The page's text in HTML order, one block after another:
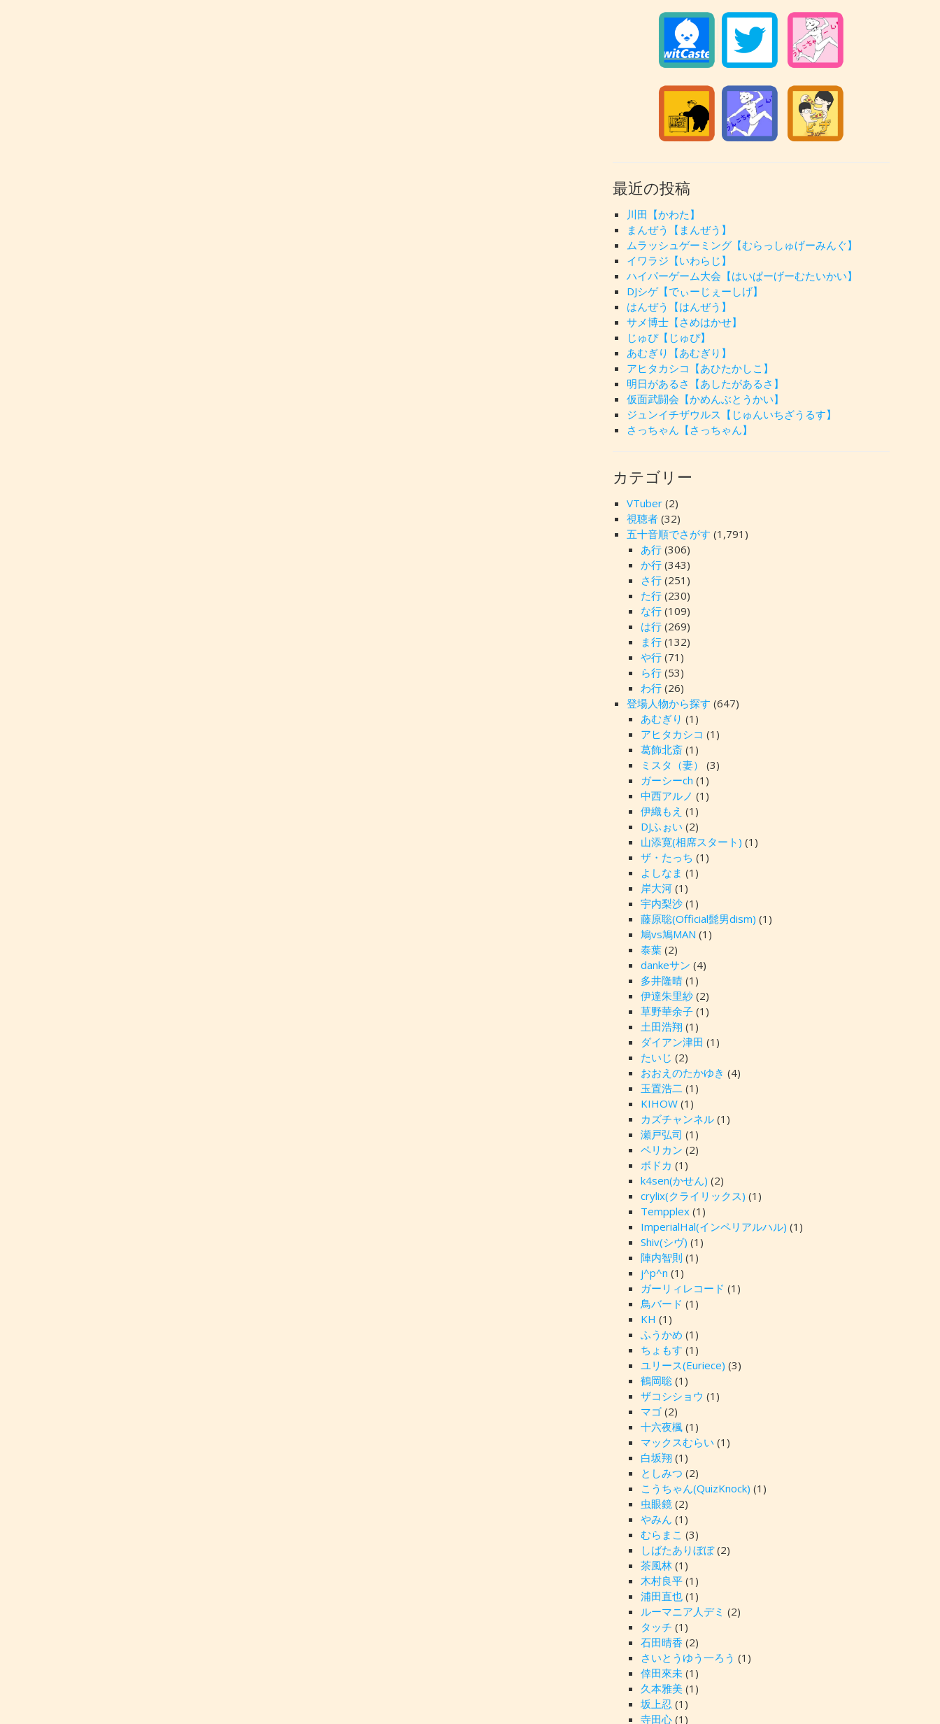
最近の投稿
川田【かわた】
まんぜう【まんぜう】
ムラッシュゲーミング【むらっしゅげーみんぐ】
イワラジ【いわらじ】
ハイパーゲーム大会【はいぱーげーむたいかい】
DJシゲ【でぃーじぇーしげ】
はんぜう【はんぜう】
サメ博士【さめはかせ】
じゅぴ【じゅぴ】
あむぎり【あむぎり】
アヒタカシコ【あひたかしこ】
明日があるさ【あしたがあるさ】
仮面武闘会【かめんぶとうかい】
ジュンイチザウルス【じゅんいちざうるす】
さっちゃん【さっちゃん】
カテゴリー
VTuber (2)
視聴者 (32)
五十音順でさがす (1,791)
あ行 (306)
か行 (343)
さ行 (251)
た行 (230)
な行 (109)
は行 (269)
ま行 (132)
や行 (71)
ら行 (53)
わ行 (26)
登場人物から探す (647)
あむぎり (1)
アヒタカシコ (1)
葛飾北斎 (1)
ミスタ（妻）
(3)
ガーシーch (1)
中西アルノ (1)
伊織もえ (1)
DJふぉい (2)
山添寛(相席スタート) (1)
ザ・たっち (1)
よしなま (1)
岸大河 (1)
宇内梨沙 (1)
藤原聡(Official髭男dism) (1)
鳩vs鳩MAN (1)
泰葉 (2)
dankeサン (4)
多井隆晴 (1)
伊達朱里紗 (2)
草野華余子 (1)
土田浩翔 (1)
ダイアン津田 (1)
たいじ (2)
おおえのたかゆき (4)
玉置浩二 (1)
KIHOW (1)
カズチャンネル (1)
瀬戸弘司 (1)
ペリカン (2)
ボドカ (1)
k4sen(かせん) (2)
crylix(クライリックス) (1)
Tempplex (1)
ImperialHal(インペリアルハル) (1)
Shiv(シヴ) (1)
陣内智則 (1)
j^p^n (1)
ガーリィレコード (1)
鳥バード (1)
KH (1)
ふうかめ (1)
ちょもす (1)
ユリース(Euriece) (3)
鶴岡聡 (1)
ザコシショウ (1)
マゴ (2)
十六夜楓 (1)
マックスむらい (1)
白坂翔 (1)
としみつ (2)
こうちゃん(QuizKnock) (1)
虫眼鏡 (2)
やみん (1)
むらまこ (3)
しばたありぼぼ(2)
茶風林 (1)
木村良平 (1)
浦田直也 (1)
ルーマニア人デミ (2)
タッチ (1)
石田晴香 (2)
さいとうゆう一ろう (1)
倖田來未 (1)
久本雅美 (1)
坂上忍 (1)
寺田心 (1)